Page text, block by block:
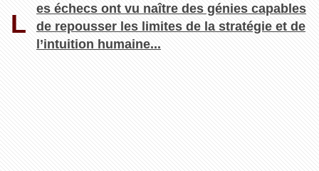
L
es échecs ont vu naître des génies capables
de repousser les limites de la stratégie et de
l’intuition humaine...